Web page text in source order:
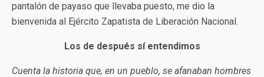
pantalón de payaso que llevaba puesto, me dio la
bienvenida al Ejército Zapatista de Liberación Nacional.
Los de después sí entendimos
Cuenta la historia que, en un pueblo, se afanaban hombres